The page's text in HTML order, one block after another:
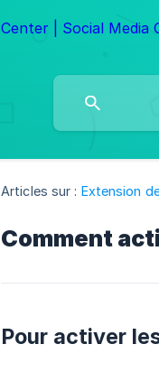
Articles sur : Extension
Comment
Pour activer